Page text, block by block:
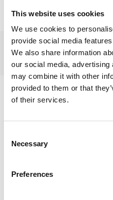
This website uses cookies
We use cookies to
provide social media
We also share information
our social media,
may combine it with other
provided to them or that
of their services.
Selection
Necessary
Preferences
Latvia
Viro
Suomi
Norja